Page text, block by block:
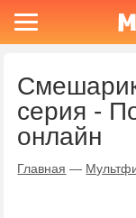
серия -
онлайн
Главная —